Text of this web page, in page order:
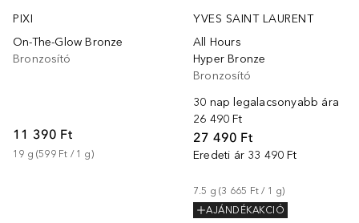
PIXI
On-The-Glow Bronze
Bronzosító
11 390 Ft
19 g (599 Ft / 1 g)
YVES SAINT LAURENT
All Hours
Hyper Bronze
Bronzosító
30 nap legalacsonyabb ára
26 490 Ft
27 490 Ft
Eredeti ár 33 490 Ft
7.5 g (3 665 Ft / 1 g)
AJÁNDÉKAKCIÓ